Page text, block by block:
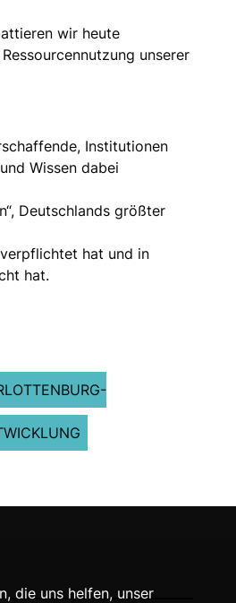
wir heute
unserer
Institutionen
Wissen dabei
Deutschlands größter
hat und in
hat.
die uns helfen, unser